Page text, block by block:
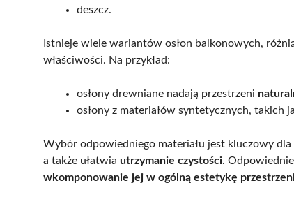
deszcz.
Istnieje wiele wariantów osłon balkonowych,
właściwości. Na przykład:
osłony drewniane nadają przestrzeni
osłony z materiałów syntetycznych, takich
Wybór odpowiedniego materiału jest kluczowy dla
a także ułatwia utrzymanie czystości.
wkomponowanie jej w ogólną estetykę